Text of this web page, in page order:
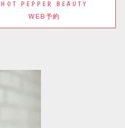
HOT PEPPER BEAUTY
WEB予約